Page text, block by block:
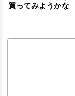
買ってみようかな